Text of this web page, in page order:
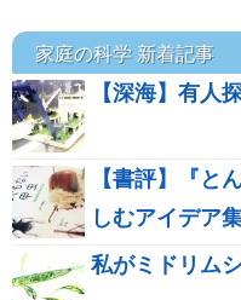
家庭の科学 新着記事
【深海】有
【書評】『と
しむアイデア
私がミドリム